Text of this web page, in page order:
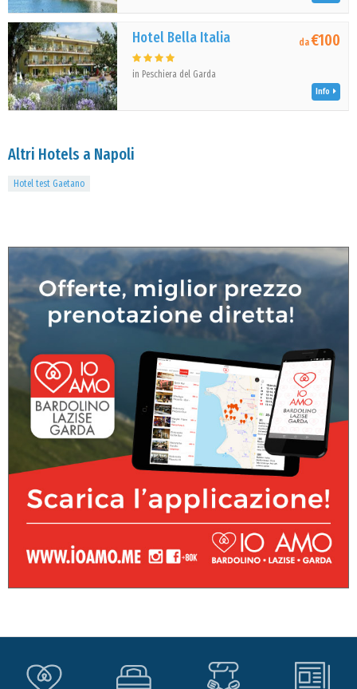
Hotel Bella Italia
in Peschiera del Garda
da€100
Info
Altri Hotels a Napoli
Hotel test Gaetano